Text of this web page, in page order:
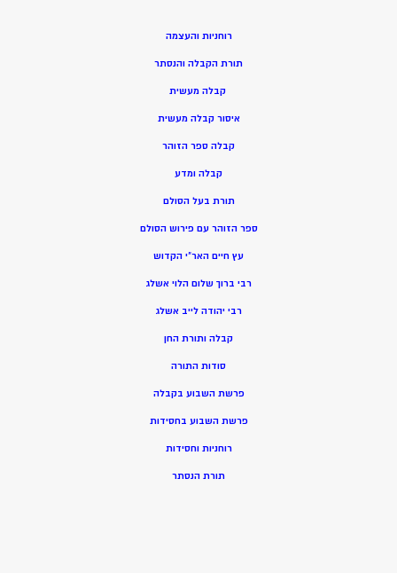
רוחניות והעצמה
תורת הקבלה והנסתר
קבלה מעשית
איסור קבלה מעשית
קבלה ספר הזוהר
קבלה ומדע
תורת בעל הסולם
ספר הזוהר עם פירוש הסולם
עץ חיים האר”י הקדוש
רבי ברוך שלום הלוי אשלג
רבי יהודה לייב אשלג
קבלה ותורת החן
סודות התורה
פרשת השבוע בקבלה
פרשת השבוע בחסידות
רוחניות וחסידות
תורת הנסתר